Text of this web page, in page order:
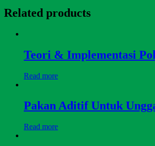
Related products
Teori & Implementasi
Read more
Pakan Aditif Untuk
Read more